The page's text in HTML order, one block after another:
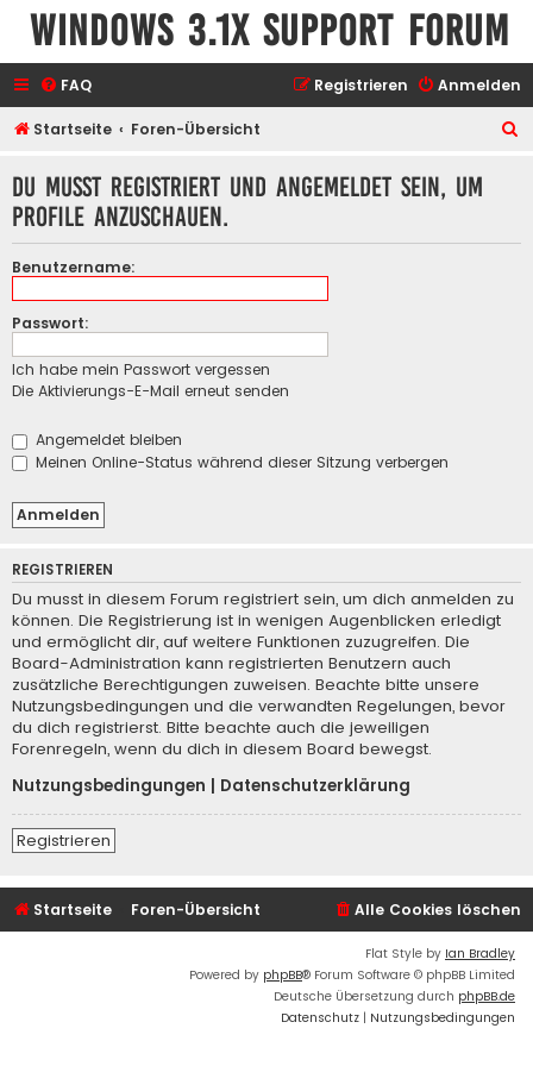
Windows 3.1x Support Forum
FAQ Anmelden
Registrieren
Startseite Foren-Übersicht
Du musst registriert und angemeldet sein, um
Profile anzuschauen.
Benutzername:
Passwort:
Ich habe mein Passwort vergessen
Die Aktivierungs-E-Mail erneut senden
Angemeldet bleiben
Meinen Online-Status während dieser Sitzung verbergen
REGISTRIEREN
Du musst in diesem Forum registriert sein, um dich anmelden zu
können. Die Registrierung ist in wenigen Augenblicken erledigt
und ermöglicht dir, auf weitere Funktionen zuzugreifen. Die
Board-Administration kann registrierten Benutzern auch
zusätzliche Berechtigungen zuweisen. Beachte bitte unsere
Nutzungsbedingungen und die verwandten Regelungen, bevor
du dich registrierst. Bitte beachte auch die jeweiligen
Forenregeln, wenn du dich in diesem Board bewegst.
Nutzungsbedingungen
Datenschutzerklärung
Registrieren
Startseite Foren-Übersicht Alle Cookies löschen
Flat Style by Ian Bradley
Powered by phpBB® Forum Software © phpBB Limited
Deutsche Übersetzung durch phpBB.de
Datenschutz | Nutzungsbedingungen